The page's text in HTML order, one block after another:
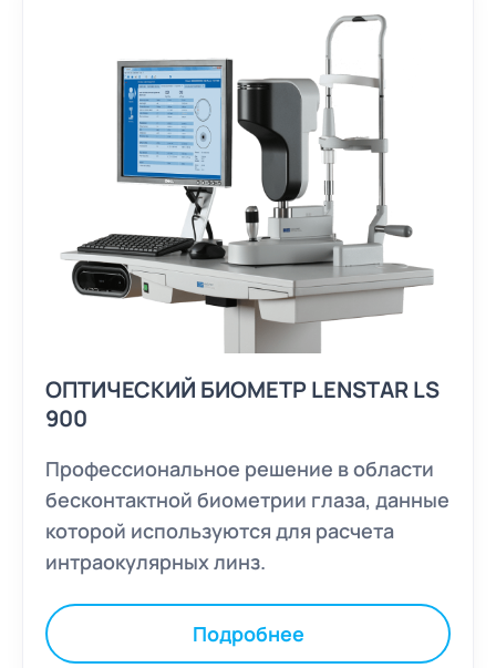
ОПТИЧЕСКИЙ БИОМЕТР LENSTAR LS
900
Профессиональное решение в области
бесконтактной биометрии глаза, данные
которой используются для расчета
интраокулярных линз.
Подробнее